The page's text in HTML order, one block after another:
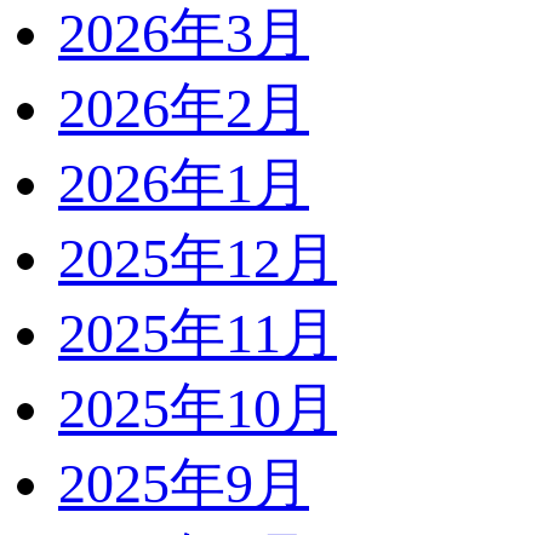
2026年3月
2026年2月
2026年1月
2025年12月
2025年11月
2025年10月
2025年9月